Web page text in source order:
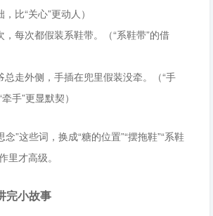
比“关心”更动人）
每次都假装系鞋带。（“系鞋带”的借
总走外侧，手插在兜里假装没牵。（“手
手”更显默契）
念”这些词，换成“糖的位置”“摆拖鞋”“系鞋
里才高级。
完小故事